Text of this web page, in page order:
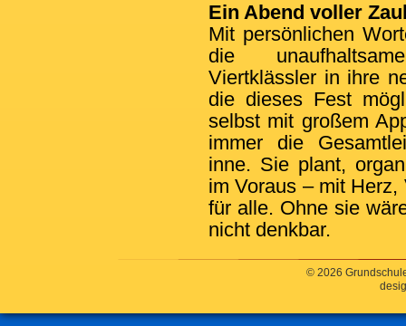
Ein Abend voller
Mit persönlichen
die
Viertklässler in ihre
die dieses Fest
selbst mit großem
immer die
inne. Sie plant,
im Voraus – mit
für alle. Ohne sie
nicht denkbar.
© 2026